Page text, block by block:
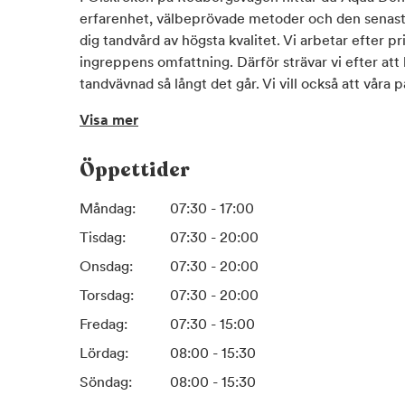
erfarenhet, välbeprövade metoder och den
dig tandvård av högsta kvalitet. Vi arbetar efter
ingreppens omfattning. Därför strävar vi efter att
tandvävnad så långt det går. Vi vill också att våra
Givetvis får du som patient kostnadsförslag på
om du inte hittar en tid som passar så kommer vi
Så går en basundersökning till:
I en basundersökning hos oss på Aqua Dental
munhålan. Behandlaren går igenom tänder och
skador eller andra tecken som kan visa på
tandläkaren efter plack, karies, inflammerat
tandköttet. Det ingår även fyra röntgenbilder i
kompletterar undersökningen och skapar en
Visa mer
Öppettider
Måndag:
07:30 - 17:00
Tisdag:
07:30 - 20:00
Onsdag:
07:30 - 20:00
Torsdag:
07:30 - 20:00
Fredag:
07:30 - 15:00
Lördag:
08:00 - 15:30
Söndag:
08:00 - 15:30